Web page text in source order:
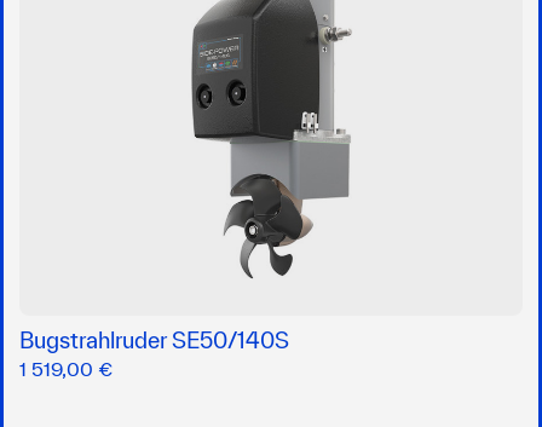
Bugstrahlruder SE50/140S
1 519,00 €